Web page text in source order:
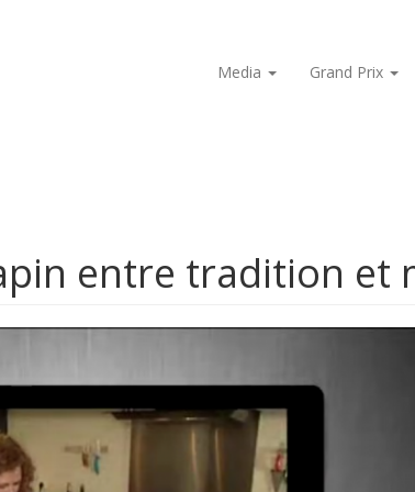
Media
Grand Prix
entre tradition et